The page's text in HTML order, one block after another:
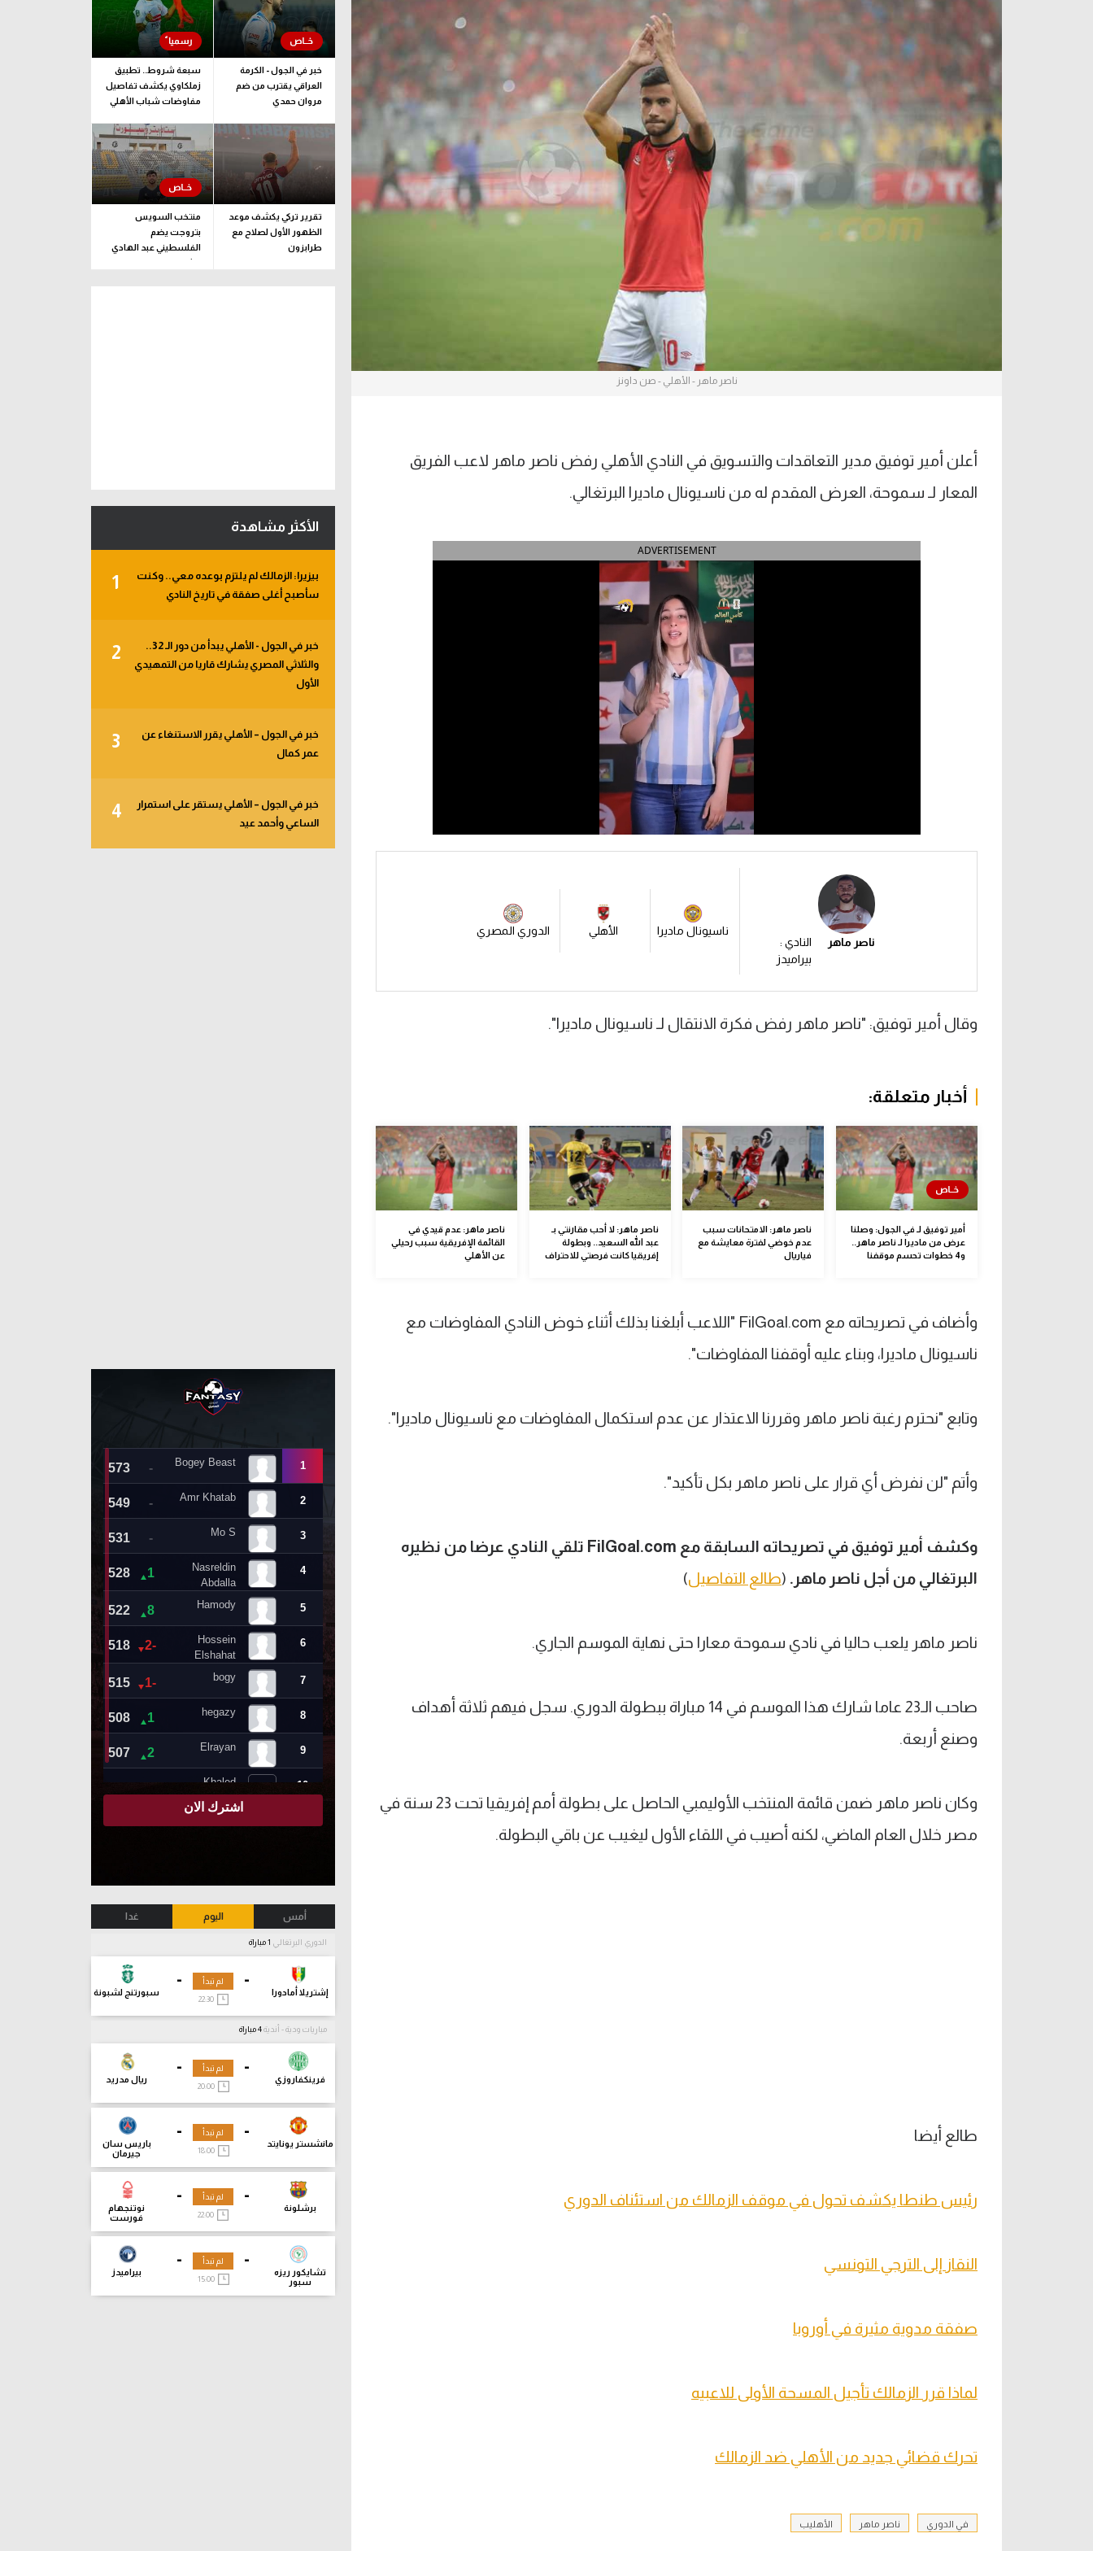
آراء حرة
ركن الألعاب
الدوري السعودي للمحترفين
دوري أبطال أوروبا
دوري أبطال إفريقيا
كل البطولات
دوري أبطال أوروبا
القسم الثاني
رياضات أخرى
ركن الألعاب
ناصر ماهر - الأهلي - صن داونز
أعلن أمير توفيق مدير التعاقدات والتسويق في النادي الأهلي رفض ناصر ماهر لاعب الفريق
المعار لـ سموحة، العرض المقدم له من ناسيونال ماديرا البرتغالي.
ADVERTISEMENT
ناصر ماهر
النادي :
بيراميدز
ناسيونال ماديرا الأهلي الدوري المصري
وقال أمير توفيق: "ناصر ماهر رفض فكرة الانتقال لـ ناسيونال ماديرا".
أخبار متعلقة:
أمير توفيق لـ في الجول: وصلنا
عرض من ماديرا لـ ناصر ماهر..
و4 خطوات تحسم موقفنا
ناصر ماهر: الامتحانات سبب
عدم خوضي لفترة معايشة مع
فياريال
ناصر ماهر: لا أحب مقارنتي بـ
عبد الله السعيد.. وبطولة
إفريقيا كانت فرصتي للاحتراف
ناصر ماهر: عدم قيدي في
القائمة الإفريقية سبب رحيلي
عن الأهلي
وأضاف في تصريحاته مع FilGoal.com "اللاعب أبلغنا بذلك أثناء خوض النادي المفاوضات مع
ناسيونال ماديرا، وبناء عليه أوقفنا المفاوضات".
وتابع "نحترم رغبة ناصر ماهر وقررنا الاعتذار عن عدم استكمال المفاوضات مع ناسيونال ماديرا".
وأتم "لن نفرض أي قرار على ناصر ماهر بكل تأكيد".
وكشف أمير توفيق في تصريحاته السابقة مع FilGoal.com تلقي النادي عرضا من نظيره
البرتغالي من أجل ناصر ماهر. (طالع التفاصيل)
ناصر ماهر يلعب حاليا في نادي سموحة معارا حتى نهاية الموسم الجاري.
صاحب الـ23 عاما شارك هذا الموسم في 14 مباراة ببطولة الدوري. سجل فيهم ثلاثة أهداف
وصنع أربعة.
وكان ناصر ماهر ضمن قائمة المنتخب الأوليمبي الحاصل على بطولة أمم إفريقيا تحت 23 سنة في
مصر خلال العام الماضي، لكنه أصيب في اللقاء الأول ليغيب عن باقي البطولة.
طالع أيضا
رئيس طنطا يكشف تحول في موقف الزمالك من استئناف الدوري
النقاز إلى الترجي التونسي
صفقة مدوية مثيرة في أوروبا
لماذا قرر الزمالك تأجيل المسحة الأولى للاعبيه
تحرك قضائي جديد من الأهلي ضد الزمالك
في الدوري ناصر ماهر الأهليب
خبر في الجول - الكرمة
العراقي يقترب من ضم
مروان حمدي
سبعة شروط.. تطبيق
زملكاوي يكشف تفاصيل
مفاوضات شباب الأهلي
تقرير تركي يكشف موعد
الظهور الأول لصلاح مع
طرابزون
منتخب السويس
بتروجت يضم
الفلسطيني عبد الهادي
راشد
الأكثر مشاهدة
1
بيزيرا: الزمالك لم يلتزم بوعده معي.. وكنت
سأصبح أغلى صفقة في تاريخ النادي
2
خبر في الجول - الأهلي يبدأ من دور الـ 32..
والثلاثي المصري يشارك قاريا من التمهيدي
الأول
3
خبر في الجول – الأهلي يقرر الاستنغاء عن
عمر كمال
4
خبر في الجول – الأهلي يستقر على استمرار
الساعي وأحمد عيد
أمس اليوم غدا
الدوري البرتغالي
-
إشتريلا أمادورا
-
سبورتنج لشبونة
لم تبدأ
22:30
مباريات ودية - أندية
-
فرينكفاروزي
-
ريال مدريد
لم تبدأ
20:00
-
مانشستر يونايتد
-
باريس سان
جيرمان
لم تبدأ
18:00
-
برشلونة
-
نوتنجهام
فورست
لم تبدأ
-
تشايكور ريزه
سبور
-
بيراميدز
لم تبدأ
15:00